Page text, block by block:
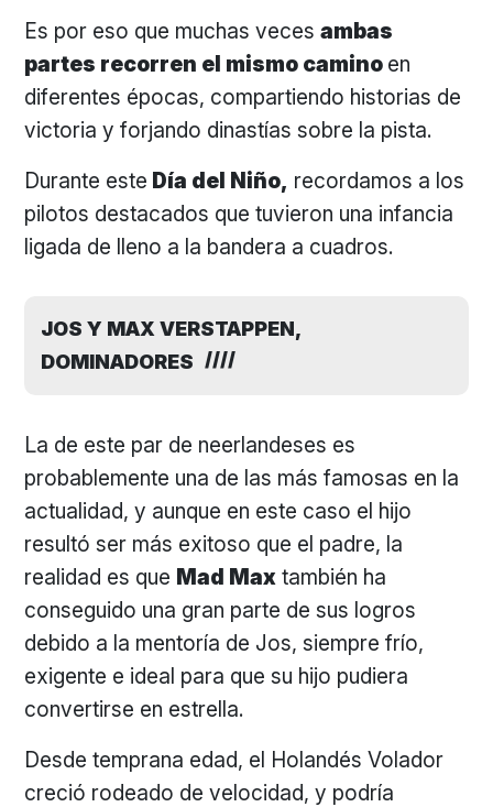
Es por eso que muchas vecesambas
partes recorren el mismo camino en
diferentes épocas, compartiendo historias de
victoria y forjando dinastías sobre la pista.
Durante este Día del Niño, recordamos a los
pilotos destacados que tuvieron una infancia
ligada de lleno a la bandera a cuadros.
JOS Y MAX VERSTAPPEN,
DOMINADORES
La de este par de neerlandeses es
probablemente una de las más famosas en la
actualidad, y aunque en este caso el hijo
resultó ser más exitoso que el padre, la
realidad es que Mad Max también ha
conseguido una gran parte de sus logros
debido a la mentoría de Jos, siempre frío,
exigente e ideal para que su hijo pudiera
convertirse en estrella.
Desde temprana edad, el Holandés Volador
creció rodeado de velocidad, y podría